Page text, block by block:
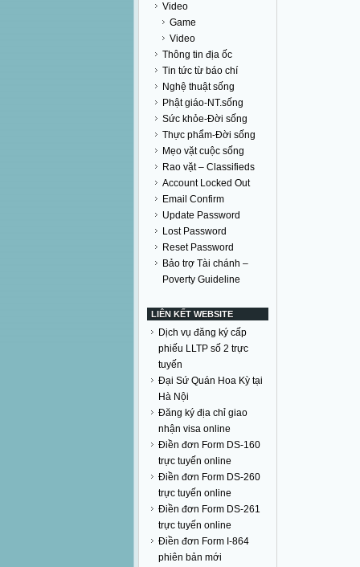
Video
Game
Video
Thông tin địa ốc
Tin tức từ báo chí
Nghệ thuật sống
Phật giáo-NT.sống
Sức khỏe-Đời sống
Thực phẩm-Đời sống
Mẹo vặt cuộc sống
Rao vặt – Classifieds
Account Locked Out
Email Confirm
Update Password
Lost Password
Reset Password
Bảo trợ Tài chánh –
Poverty Guideline
LIÊN KẾT WEBSITE
Dịch vụ đăng ký cấp
phiếu LLTP số 2 trực
tuyến
Đại Sứ Quán Hoa Kỳ tại
Hà Nội
Đăng ký địa chỉ giao
nhận visa online
Điền đơn Form DS-160
trực tuyến online
Điền đơn Form DS-260
trực tuyến online
Điền đơn Form DS-261
trực tuyến online
Điền đơn Form I-864
phiên bản mới